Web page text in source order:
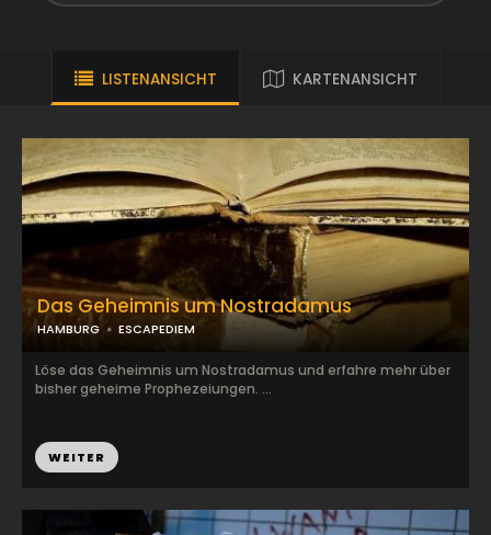
LISTENANSICHT KARTENANSICHT
Das Geheimnis um Nostradamus
HAMBURG ESCAPEDIEM
Löse das Geheimnis um Nostradamus und erfahre mehr über
bisher geheime Prophezeiungen. ...
WEITER